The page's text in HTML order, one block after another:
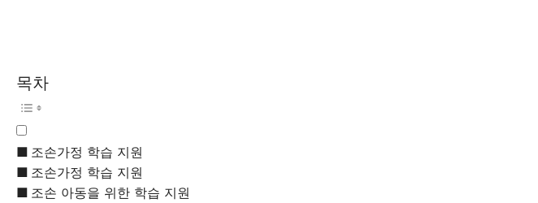
목차
조손가정 학습 지원
조손가정 학습 지원
조손 아동을 위한 학습 지원